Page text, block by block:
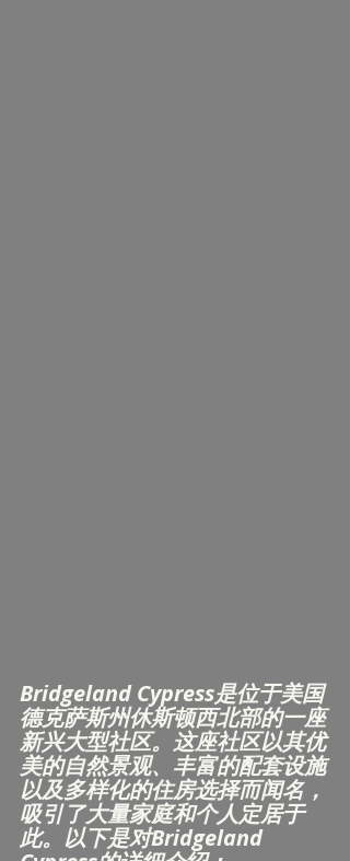
Bridgeland Cypress是位于美国
德克萨斯州休斯顿西北部的一座
新兴大型社区。这座社区以其优
美的自然景观、丰富的配套设施
以及多样化的住房选择而闻名，
吸引了大量家庭和个人定居于
此。以下是对Bridgeland